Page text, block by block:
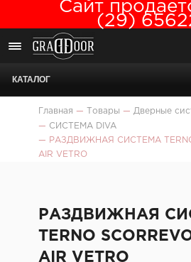
Сайт
(29)
КАТАЛОГ
Главная — Товары — Дверные
— СИСТЕМА DIVA
—
РАЗДВИЖНАЯ СИСТЕМА TERNO
AIR VETRO
РАЗДВИЖНАЯ
TERNO
AIR VETRO